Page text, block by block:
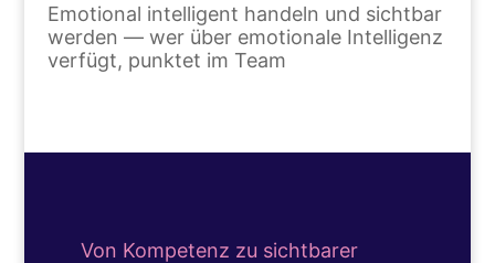
Emotional intelligent handeln und sichtbar
werden — wer über emotionale Intelligenz
verfügt, punktet im Team
Von Kompetenz zu sichtbarer